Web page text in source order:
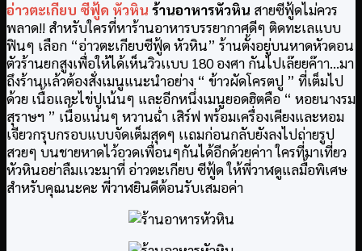
อ่าวตะเกียบ ซีฟู้ด หัวหิน ร้านอาหารหัวหิน สายซีฟู้ดไม่ควร
พลาด!! สำหรับใครที่หาร้านอาหารบรรยากาศดีๆ ติดทะเลแบบ
ฟินๆ เลือก “อ่าวตะเกียบซีฟู้ด หัวหิน” ร้านตั้งอยู่บนหาดหัวดอน
ตัวร้านยกสูงเพื่อให้ได้เห็นวิวเเบบ 180 องศา กันไปเล๊ยยค๊าา…มา
ถึงร้านแล้วต้องสั่งเมนูแนะนำอย่าง “ ข้าวผัดโครตปู ” ที่เต็มไป
ด้วย เนื้อและไข่ปูเน้นๆ และอีกหนึ่งเมนูยอดฮิตคือ “ หอยนางรม
สุราษฯ ” เนื้อแน่นๆ หวานฉ่ำ เสิร์ฟ พร้อมเครื่องเคียงและหอม
เจียวกรุบกรอบแบบจัดเต็มสุดๆ เเถมก่อนกลับยังลงไปถ่ายรูป
สวยๆ บนชายหาดไว้อวดเพื่อนๆกันได้อีกด้วยค่าา ใครที่มาเที่ยว
หัวหินอย่าลืมเเวะมาที่ อ่าวตะเกียบ ซีฟู้ด ให้พี่วาฬดูแลมื้อพิเศษ
สำหรับคุณนะคะ พี่วาฬยินดีต้อนรับเสมอค่า